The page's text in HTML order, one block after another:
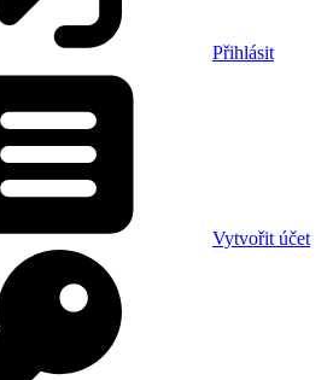
Přihlásit
Vytvořit účet